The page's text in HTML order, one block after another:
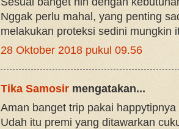
Nggak perlu mahal, yang penting
melakukan proteksi sedini mungkin
28 Oktober 2018 pukul 09.56
Tika Samosir mengatakan...
Aman banget trip pakai
Udah itu premi yang ditawarkan